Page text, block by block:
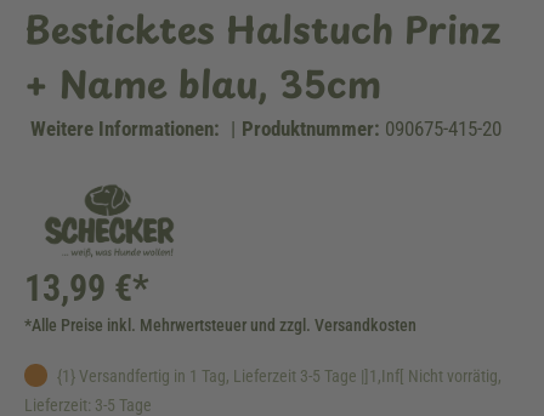
Besticktes Halstuch Prinz
+ Name blau, 35cm
Weitere Informationen: | Produktnummer: 090675-415-20
13,99 €*
*Alle Preise inkl. Mehrwertsteuer und zzgl. Versandkosten
{1} Versandfertig in 1 Tag, Lieferzeit 3-5 Tage |]1,Inf[ Nicht vorrätig,
Lieferzeit: 3-5 Tage